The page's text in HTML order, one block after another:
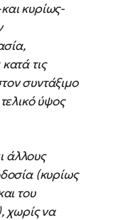
κυρίως-
τις
συντάξιμο
ύψος
άλλους
(κυρίως
του
χωρίς να